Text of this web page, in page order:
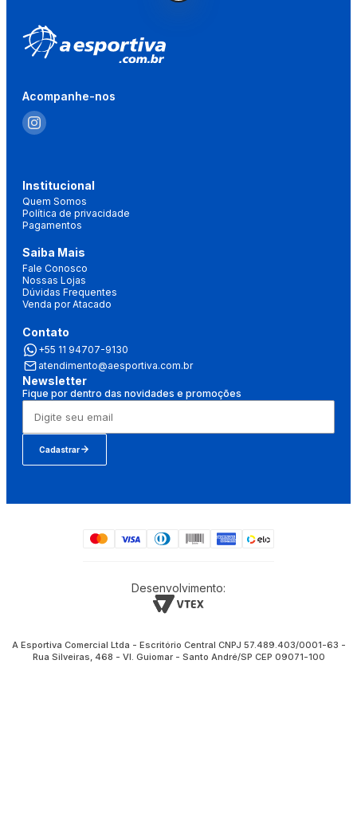
Acompanhe-nos
Institucional
Quem Somos
Política de privacidade
Pagamentos
Saiba Mais
Fale Conosco
Nossas Lojas
Dúvidas Frequentes
Venda por Atacado
Contato
+55 11 94707-9130
atendimento@aesportiva.com.br
Newsletter
Fique por dentro das novidades e promoções
Cadastrar
Desenvolvimento:
A Esportiva Comercial Ltda - Escritório Central CNPJ 57.489.403/0001-63 -
Rua Silveiras, 468 - Vl. Guiomar - Santo André/SP CEP 09071-100